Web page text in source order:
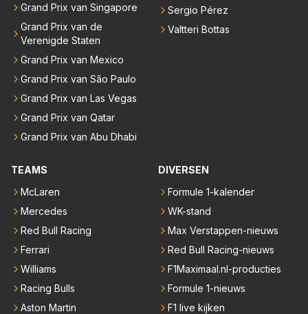
Grand Prix van Singapore
Grand Prix van de
Verenigde Staten
Grand Prix van Mexico
Grand Prix van São Paulo
Grand Prix van Las Vegas
Grand Prix van Qatar
Grand Prix van Abu Dhabi
Sergio Pérez
Valtteri Bottas
TEAMS
McLaren
Mercedes
Red Bull Racing
Ferrari
Williams
Racing Bulls
Aston Martin
DIVERSEN
Formule 1-kalender
WK-stand
Max Verstappen-nieuws
Red Bull Racing-nieuws
F1Maximaal.nl-producties
Formule 1-nieuws
F1 live kijken